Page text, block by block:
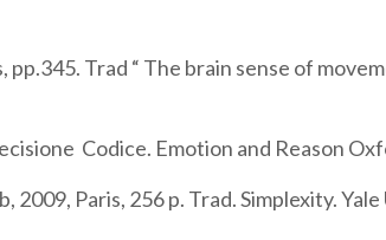
pp.345. Trad “ The brain sense of
Codice. Emotion and Reason
2009, Paris, 256 p. Trad. Simplexity.